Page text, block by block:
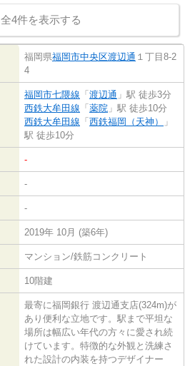
全4件を表示する
福岡県福岡市中央区渡辺通 １丁目8-2
4
福岡市七隈線 「 渡辺通 」駅 徒歩3分
西鉄大牟田線 「 薬院 」駅 徒歩10分
西鉄大牟田線 「 西鉄福岡（天神）
」
駅 徒歩10分
-
-
-
2019年 10月 (築6年)
マンション/鉄筋コンクリート
10階建
最寄に福岡銀行 渡辺通支店(324m)が
あり便利な立地です。駅まで平坦な
場所は幅広い年代の方々に愛され続
けています。特徴的な外観と洗練さ
れた設計の内装を持つデザイナー